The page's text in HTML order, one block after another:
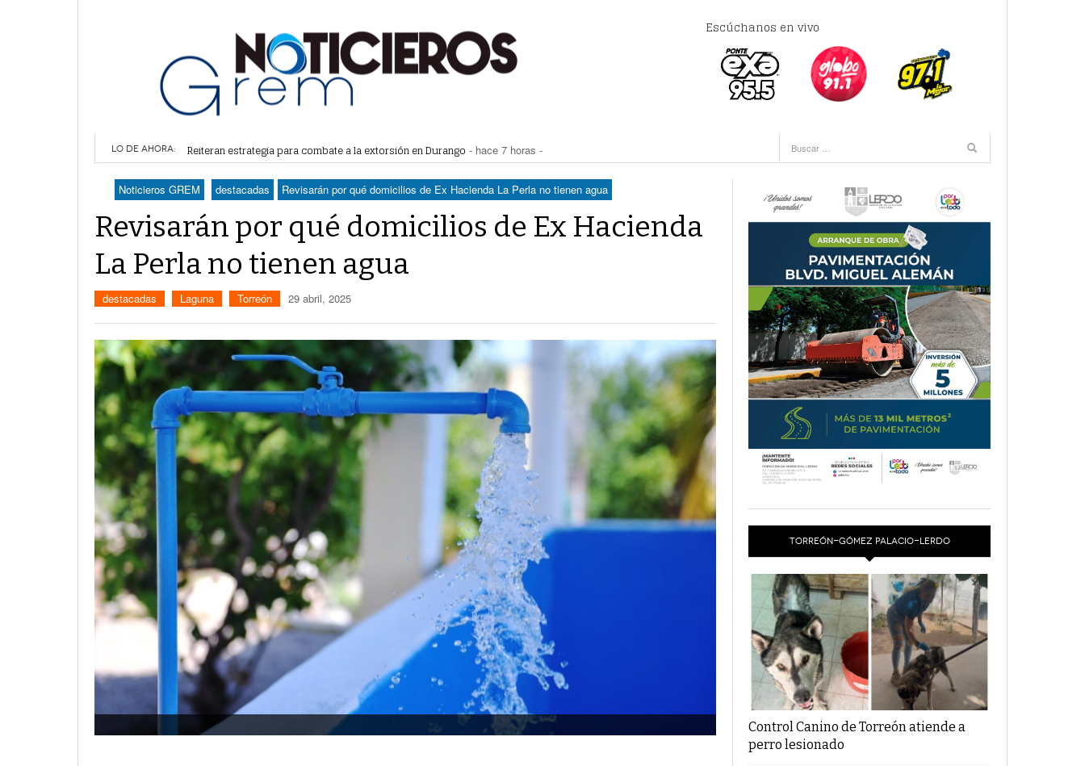
Escúchanos en vivo
LO DE AHORA: Reiteran estrategia para combate a la extorsión en Durango - hace 7 horas -
Por falta de agua, vecinos de Villa Zaragoza bloquearon Mieleras- hace 8 horas -
Plantean fideicomiso federal para operar Agua Saludable- hace 8 horas -
Detienen a juez del Tribunal Superior de Justicia de Durango por presunto cohecho- hace 8 horas -
Noticieros GREM destacadas Revisarán por qué domicilios de Ex Hacienda La Perla no tienen agua
Revisarán por qué domicilios de Ex Hacienda
La Perla no tienen agua
destacadas Laguna Torreón 29 abril, 2025
TORREÓN-GÓMEZ PALACIO-LERDO
Control Canino de Torreón atiende a
perro lesionado